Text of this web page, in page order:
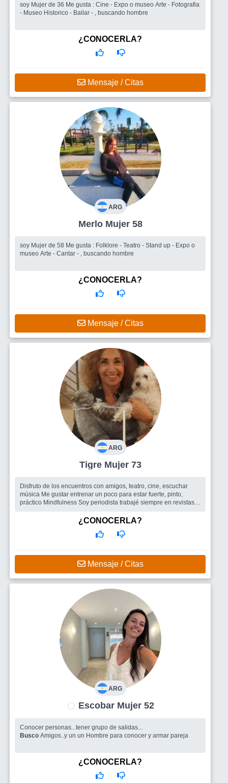
soy Mujer de 36 Me gusta : Cine - Expo o museo Arte - Fotografia
- Museo Historico - Bailar - , buscando hombre
¿CONOCERLA?
Mensaje / Citas
ARG
Merlo Mujer 58
soy Mujer de 58 Me gusta : Folklore - Teatro - Stand up - Expo o
museo Arte - Cantar - , buscando hombre
¿CONOCERLA?
Mensaje / Citas
ARG
Tigre Mujer 73
Disfruto de los encuentros con amigos, teatro, cine, escuchar
música Me gustar entrenar un poco para estar fuerte, pinto,
práctico Mindfulness Soy periodista trabajé siempre en revistas
Amigos para salir , un hombre
¿CONOCERLA?
Mensaje / Citas
ARG
Escobar Mujer 52
Conocer personas...tener grupo de salidas...
Busco Amigos..y un un Hombre para conocer y armar pareja
¿CONOCERLA?